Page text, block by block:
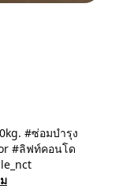
#ซ่อมบำรุง
#ลิฟท์คอนโด